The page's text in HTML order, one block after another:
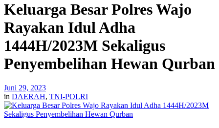
Keluarga Besar Polres Wajo
Rayakan Idul Adha
1444H/2023M Sekaligus
Penyembelihan Hewan Qurban
Juni 29, 2023
in DAERAH, TNI-POLRI